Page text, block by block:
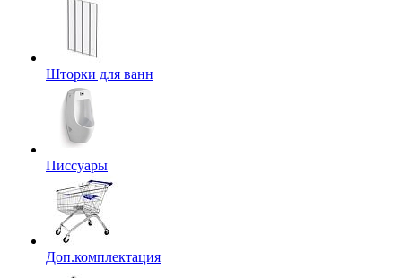
Шторки для ванн
Писсуары
Доп.комплектация